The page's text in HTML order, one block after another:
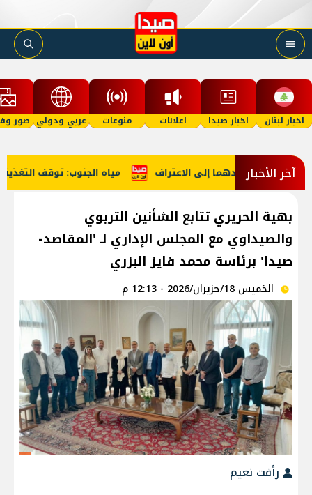
اخبار لبنان اخبار صيدا اعلانات منوعات عربي ودولي صور
آخر الأخبار مياه الجنوب: توقف التغذية عن تقودهما إلى الاعتراف
بهية الحريري تتابع الشأنين التربوي
والصيداوي مع المجلس الإداري لـ 'المقاصد-
صيدا' برئاسة محمد فايز البزري
الخميس 18/حزيران/2026 - 12:13 م
رأفت نعيم